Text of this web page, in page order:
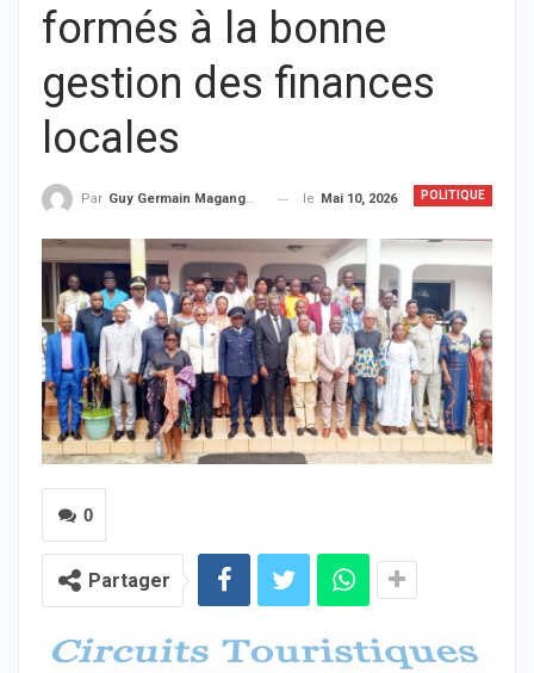
formés à la bonne
gestion des finances
locales
POLITIQUE
Par Guy Germain Maganga Nziengui le Mai 10, 2026
0
Partager